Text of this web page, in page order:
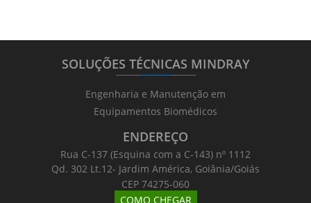
SOLUÇÕES TÉCNICAS MINDRAY
_______________________
Engenharia e Manutenção em
Equipamentos Biomédicos
ENDEREÇO
Rua C-137 (Esquina com a C-143) nº 1112
Qd. 302 Lt.12- Jardim América, Goiânia/Goiás
CEP 74275-060
COMO CHEGAR